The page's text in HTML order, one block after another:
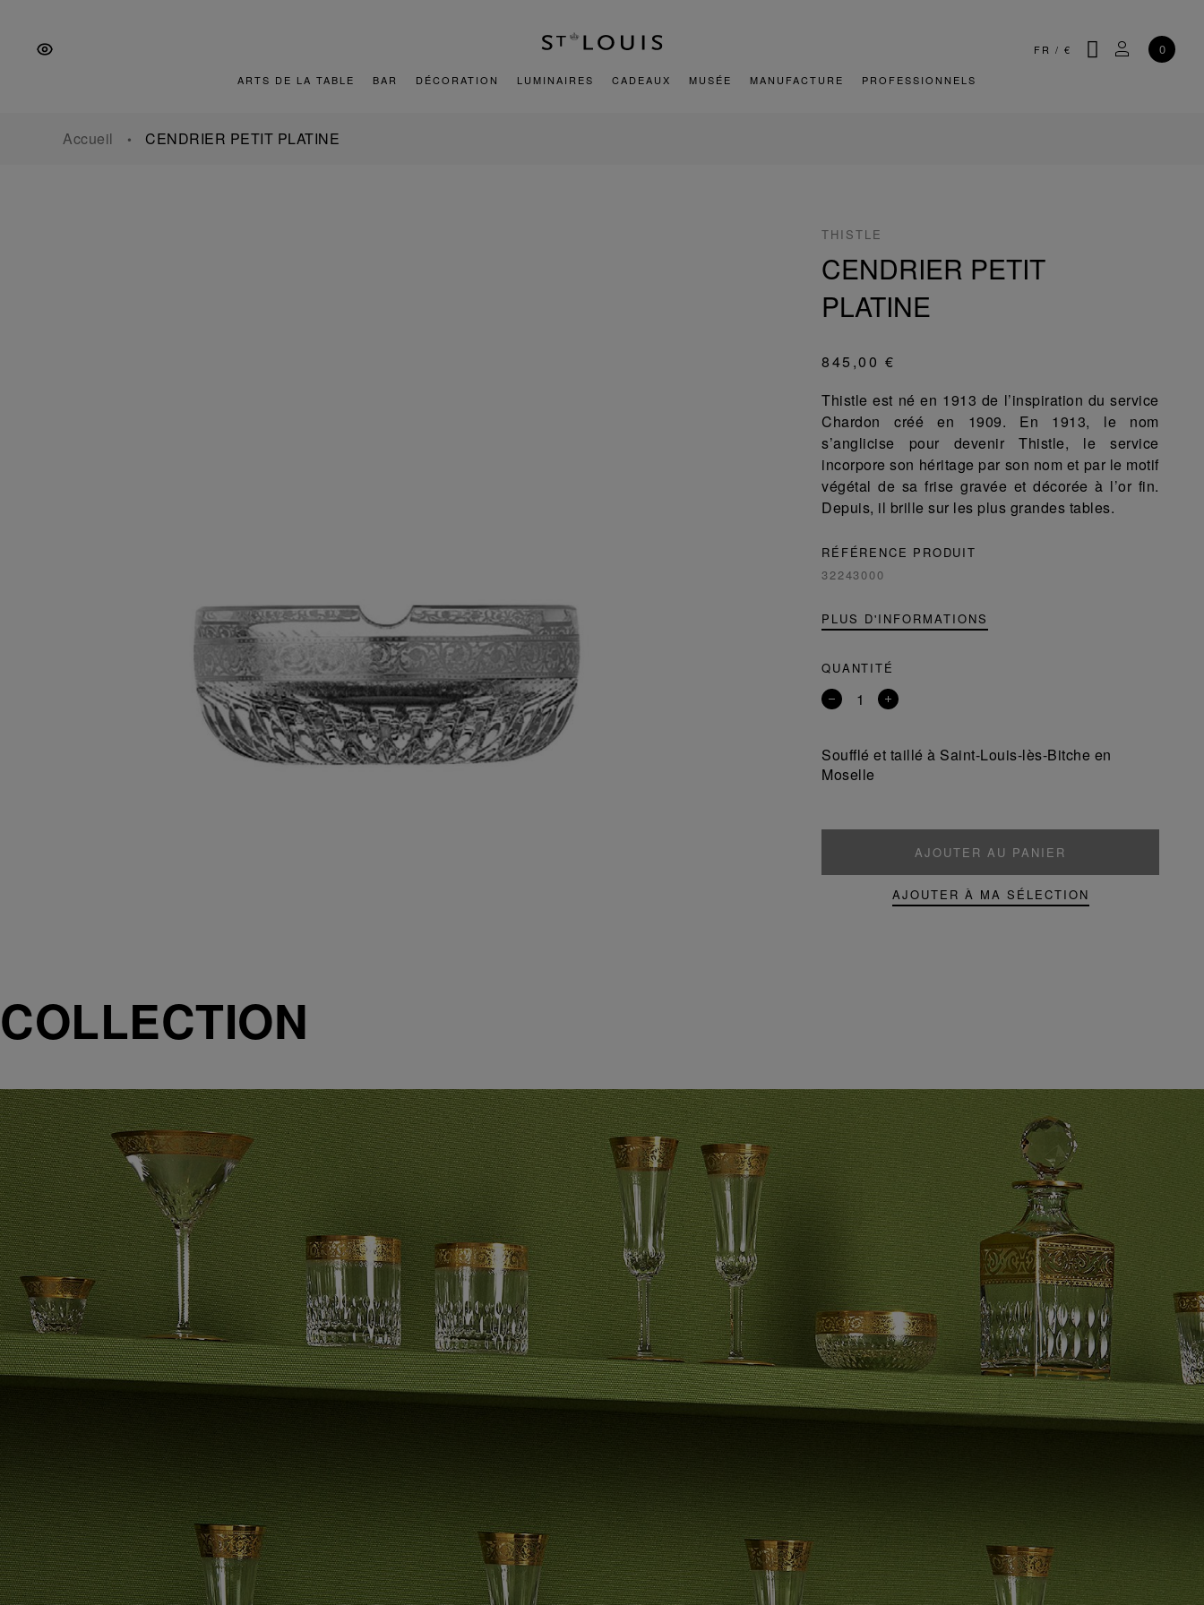
contenu
FR / € CHERCHER
MON0
ARTS DE LA TABLE BAR DÉCORATION LUMINAIRES CADEAUX MUSÉE MANUFACTURE PROFESSIONNELS
Accueil CENDRIER PETIT PLATINE
THISTLE
CENDRIER PETIT
PLATINE
845,00 €
Thistle est né en 1913 de l’inspiration du service
Chardon créé en 1909. En 1913, le nom
s’anglicise pour devenir Thistle, le service
incorpore son héritage par son nom et par le motif
végétal de sa frise gravée et décorée à l’or fin.
Depuis, il brille sur les plus grandes tables.
RÉFÉRENCE PRODUIT
32243000
PLUS D'INFORMATIONS
QUANTITÉ
Retirer
Ajouter
Soufflé et taillé à Saint-Louis-lès-Bitche en
Moselle
AJOUTER AU PANIER
AJOUTER À MA SÉLECTION
COLLECTION